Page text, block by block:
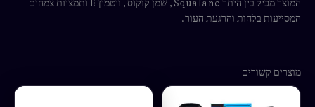
המסייעות בלחות והרגעת העור.
מוצרים קשורים